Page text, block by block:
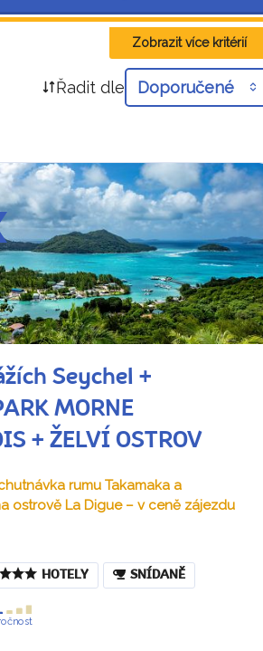
Zobrazit více kritérií
Řadit dle Doporučené
Seychel +
MORNE
+ ŽELVÍ OSTROV
rumu Takamaka a
ostrově La Digue – v ceně zájezdu
HOTELY SNÍDANĚ